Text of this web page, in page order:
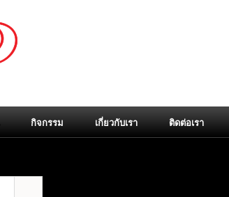
กิจกรรม เกี่ยวกับเรา ติดต่อเรา